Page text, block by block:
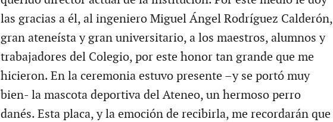
las gracias a él, al ingeniero Miguel Ángel Rodríguez Calderón,
gran ateneísta y gran universitario, a los maestros, alumnos y
trabajadores del Colegio, por este honor tan grande que me
hicieron. En la ceremonia estuvo presente –y se portó muy
bien- la mascota deportiva del Ateneo, un hermoso perro
danés. Esta placa, y la emoción de recibirla, me recordarán que